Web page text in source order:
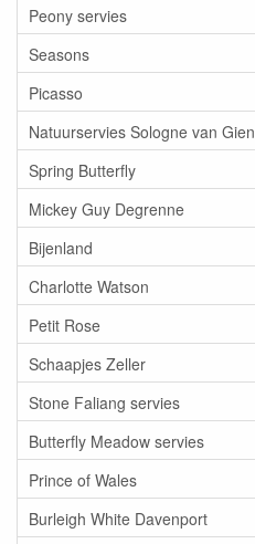
Peony servies
Seasons
Picasso
Natuurservies Sologne van Gien
Spring Butterfly
Mickey Guy Degrenne
Bijenland
Charlotte Watson
Petit Rose
Schaapjes Zeller
Stone Faliang servies
Butterfly Meadow servies
Prince of Wales
Burleigh White Davenport